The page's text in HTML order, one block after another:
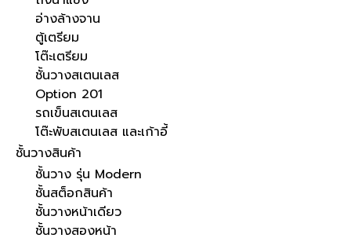
อ่างล้างจาน
ตู้เตรียม
โต๊ะเตรียม
ชั้นวางสเตนเลส
Option 201
รถเข็นสเตนเลส
โต๊ะพับสเตนเลส และเก้าอี้
ชั้นวางสินค้า
ชั้นวาง รุ่น Modern
ชั้นสต็อกสินค้า
ชั้นวางหน้าเดียว
ชั้นวางสองหน้า